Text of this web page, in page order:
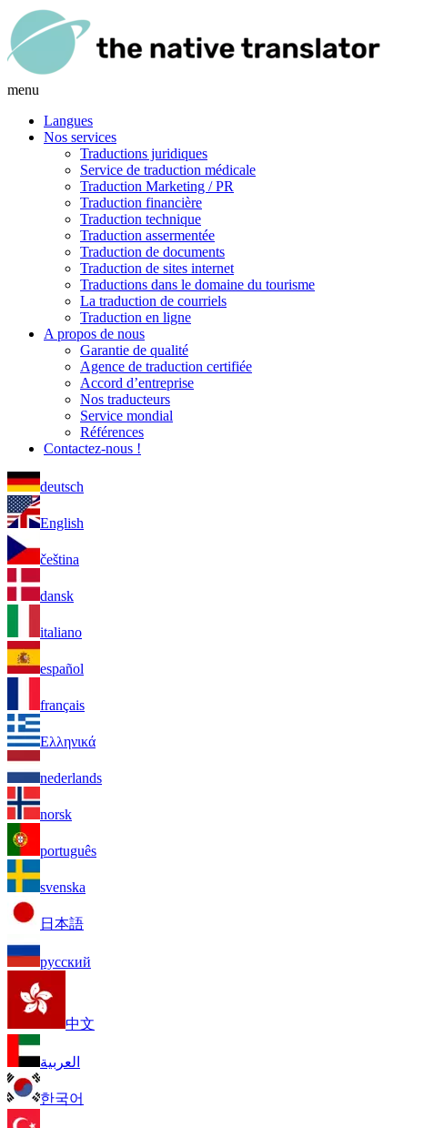
menu
Langues
Nos services
Traductions juridiques
Service de traduction médicale
Traduction Marketing / PR
Traduction financière
Traduction technique
Traduction assermentée
Traduction de documents
Traduction de sites internet
Traductions dans le domaine du tourisme
La traduction de courriels
Traduction en ligne
A propos de nous
Garantie de qualité
Agence de traduction certifiée
Accord d’entreprise
Nos traducteurs
Service mondial
Références
Contactez-nous !
deutsch
English
čeština
dansk
italiano
español
français
Ελληνικά
nederlands
norsk
português
svenska
日本語
русский
中文
العربية
한국어